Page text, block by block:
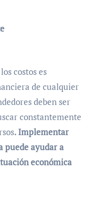
costos es
de cualquier
deben ser
constantemente
. Implementar
puede ayudar a
económica